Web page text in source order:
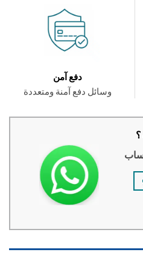
دفع آمن
وسائل دفع آمنة ومتعددة